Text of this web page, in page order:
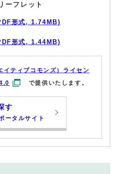
ーフレット
形式, 1.74MB)
形式, 1.44MB)
イティブコモンズ）ライセン
で提供いたします。
す
ータルサイト